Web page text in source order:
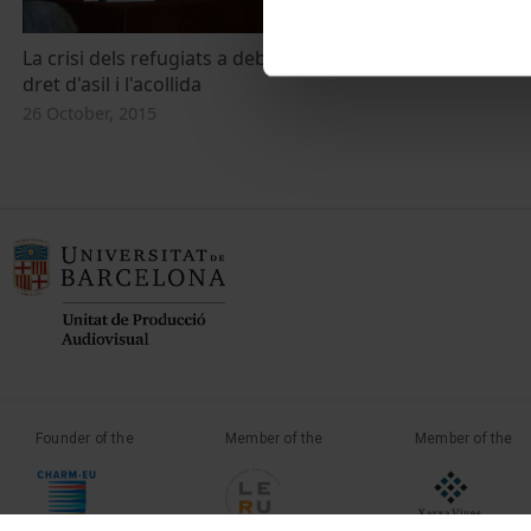
La crisi dels refugiats a debat: entre el
dret d'asil i l'acollida
26 October, 2015
Founder of the Member of the Member of the